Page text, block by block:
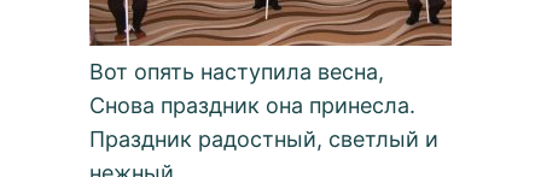
Вот опять наступила весна,
Снова праздник она принесла.
Праздник радостный, светлый и